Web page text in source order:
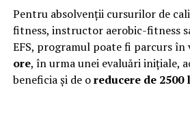
Pentru absolvenții cursurilor de
fitness, instructor aerobic-fitness
EFS, programul poate fi parcurs în
ore, în urma unei evaluări inițiale,
beneficia și de oreducere de 2500